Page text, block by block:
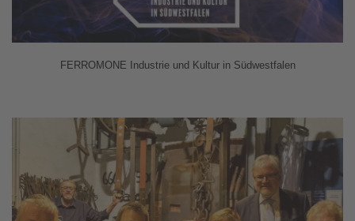
FERROMONE Industrie und Kultur in Südwestfalen